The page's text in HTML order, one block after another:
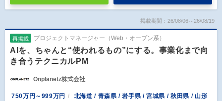
掲載期間：26/08/06～26/08/19
再掲載 プロジェクトマネージャー（Web・オープン系）
AIを、ちゃんと“使われるもの”にする。事業化まで向
き合うテクニカルPM
Onplanetz株式会社
750万円～999万円
北海道 / 青森県 / 岩手県 / 宮城県 / 秋田県 / 山形